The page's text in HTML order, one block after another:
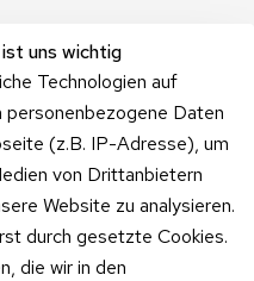
uns wichtig
Technologien auf
Daten
(z.B. IP-Adresse), um
von Drittanbietern
Website zu analysieren.
durch gesetzte Cookies.
die wir in den
Zum
Kontaktformu
lar